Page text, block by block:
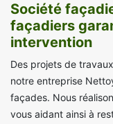
Société
façadiers
intervention
Des projets de
notre entreprise
façades. Nous
vous aidant ainsi à